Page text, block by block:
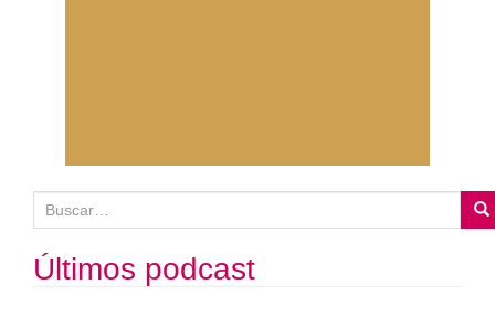
u
sÚltimos podcast